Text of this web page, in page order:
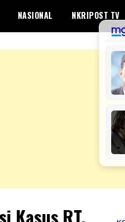
NASIONAL NKRIPOST TV
Kasus RT.